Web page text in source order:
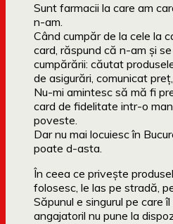
Sunt farmacii la care am
n-am.
Când cumpăr de la cele la
card, răspund că n-am și
cumpărării: căutat
de asigurări, comunicat
Nu-mi amintesc să mă fi
card de fidelitate intr-o
poveste.
Dar nu mai locuiesc în
poate d-asta.
În ceea ce privește
folosesc, le las pe stradă,
Săpunul e singurul pe care
angajatoril nu pune la